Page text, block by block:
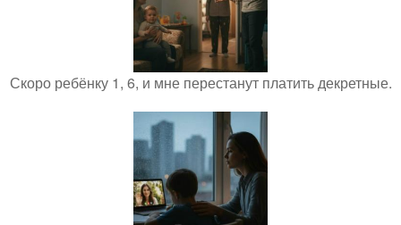
Скоро ребёнку 1, 6, и мне перестанут платить декретные.